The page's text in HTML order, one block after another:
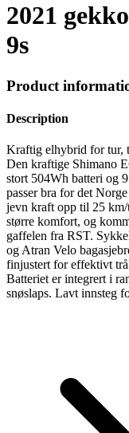
2021
9s
Product
Description
Kraftig elhybrid for tur,
Den kraftige Shimano
stort 504Wh batteri og
passer bra for det
jevn kraft opp til 25
større komfort, og
gaffelen fra RST.
og Atran Velo
finjustert for effektivt
Batteriet er integrert i
snøslaps. Lavt innsteg